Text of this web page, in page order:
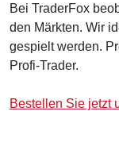
Bei TraderFox
den Märkten. Wir
gespielt werden.
Profi-Trader.
Bestellen Sie jetzt